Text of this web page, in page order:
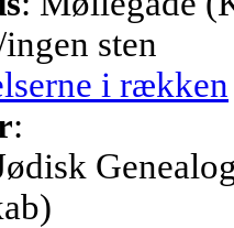
sten
i rækken
: